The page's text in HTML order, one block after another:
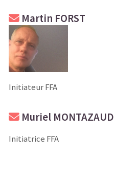
Martin FORST
Initiateur FFA
Muriel MONTAZAUD
Initiatrice FFA